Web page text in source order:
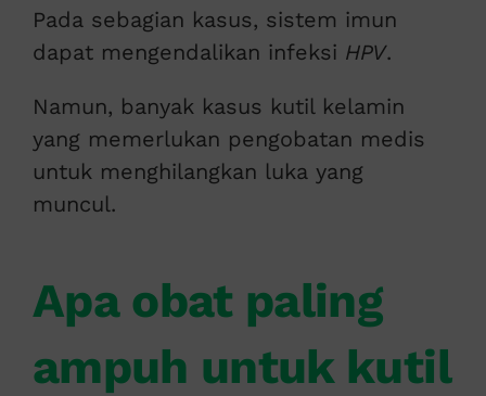
Pada sebagian kasus, sistem imun
dapat mengendalikan infeksi HPV.
Namun, banyak kasus kutil kelamin
yang memerlukan pengobatan medis
untuk menghilangkan luka yang
muncul.
Apa obat paling
ampuh untuk kutil